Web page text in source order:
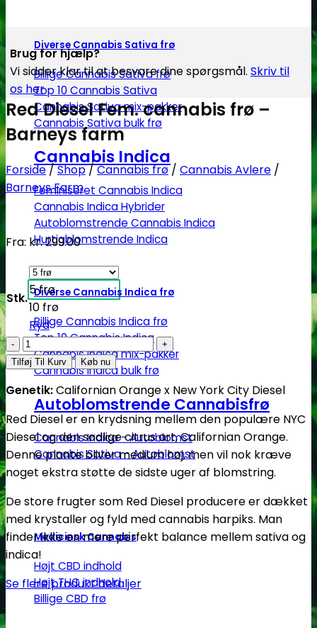
Diverse Cannabis Sativa frø
Billige Cannabis Sativa frø
Top 10 Cannabis Sativa
Cannabis Sativa mix-pakker
Cannabis Sativa bulk frø
Cannabis Indica
Feminiseret Cannabis Indica
Cannabis Indica Hybrider
Autoblomstrende Cannabis Indica
Hurtigblomstrende Indica
Diverse Cannabis Indica frø
Billige Cannabis Indica frø
Top 10 Cannabis Indica
Cannabis Indica mix-pakker
Cannabis Indica bulk frø
Autoblomstrende Cannabisfrø
Cannabis Indica - Autoblomst
Cannabis Sativa - Autoblomst
Medicinsk Cannabis
Højt CBD indhold
Højt THC indhold
Billige CBD frø
Brug for hjælp?
Vi sidder klar til at besvare dine spørgsmål. Skriv til
os her
Red Diesel Fem. cannabis frø –
Barneys farm
Forside/Shop/Cannabis frø / Cannabis Avlere /
Barneys Farm
Fra: kr.299.00
Stk.
5 frø
10 frø
Ryd
Red
Diesel
Fem.
cannabis
frø
-
Barneys
farm
antal
Tilføj Til Kurv Køb nu
Genetik:Californian Orange x New York City Diesel
Red Diesel er en krydsning mellem den populære NYC
Diesel og den sødlige citrus art, Californian Orange.
Denne plante bliver medium høj, men vil nok kræve
noget ekstra støtte de sidste uger af blomstring.
De store frugter som Red Diesel producere er dækket
med krystaller og fyld med cannabis harpiks. Man
finder ikke en mere perfekt balance mellem sativa og
indica!
Se flere produkt detaljer